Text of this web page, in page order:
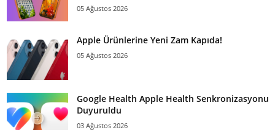
05 Ağustos 2026
Apple Ürünlerine Yeni Zam Kapıda!
05 Ağustos 2026
Google Health Apple Health Senkronizasyonu
Duyuruldu
03 Ağustos 2026